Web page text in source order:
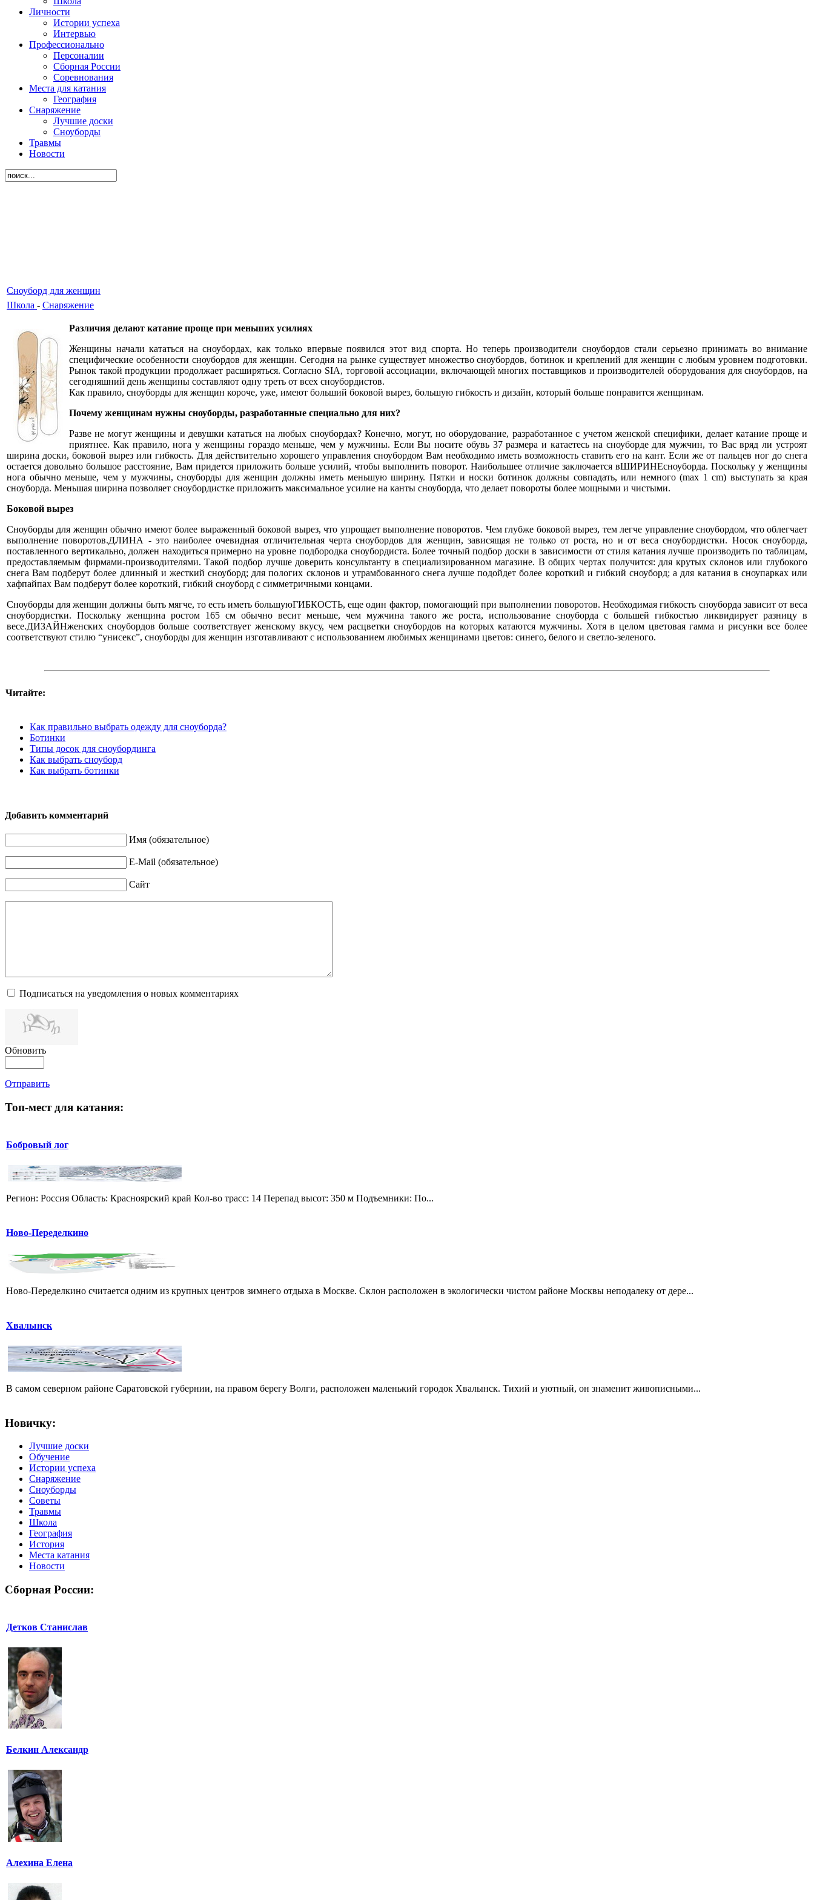
Личности
Истории успеха
Интервью
Профессионально
Персоналии
Сборная России
Соревнования
Места для катания
География
Снаряжение
Лучшие доски
Сноуборды
Травмы
Новости
Cноуборд для женщин
Школа - Снаряжение
Различия делают катание проще при меньших усилиях
Женщины начали кататься на сноубордах, как только впервые появился этот вид спорта. Но теперь производители сноубордов стали серьезно принимать во внимание
специфические особенности сноубордов для женщин. Сегодня на рынке существует множество сноубордов, ботинок и креплений для женщин с любым уровнем подготовки.
Рынок такой продукции продолжает расширяться. Согласно SIA, торговой ассоциации, включающей многих поставщиков и производителей оборудования для сноубордов, на
сегодняшний день женщины составляют одну треть от всех сноубордистов.
Как правило, сноуборды для женщин короче, уже, имеют больший боковой вырез, большую гибкость и дизайн, который больше понравится женщинам.
Почему женщинам нужны сноуборды, разработанные специально для них?
Разве не могут женщины и девушки кататься на любых сноубордах? Конечно, могут, но оборудование, разработанное с учетом женской специфики, делает катание проще и
приятнее. Как правило, нога у женщины гораздо меньше, чем у мужчины. Если Вы носите обувь 37 размера и катаетесь на сноуборде для мужчин, то Вас вряд ли устроят
ширина доски, боковой вырез или гибкость. Для действительно хорошего управления сноубордом Вам необходимо иметь возможность ставить его на кант. Если же от пальцев ног до снега
остается довольно большое расстояние, Вам придется приложить больше усилий, чтобы выполнить поворот. Наибольшее отличие заключается вШИРИНЕсноуборда. Поскольку у женщины
нога обычно меньше, чем у мужчины, сноуборды для женщин должны иметь меньшую ширину. Пятки и носки ботинок должны совпадать, или немного (max 1 cm) выступать за края
сноуборда. Меньшая ширина позволяет сноубордистке приложить максимальное усилие на канты сноуборда, что делает повороты более мощными и чистыми.
Боковой вырез
Сноуборды для женщин обычно имеют более выраженный боковой вырез, что упрощает выполнение поворотов. Чем глубже боковой вырез, тем легче управление сноубордом, что облегчает
выполнение поворотов.ДЛИНА - это наиболее очевидная отличительная черта сноубордов для женщин, зависящая не только от роста, но и от веса сноубордистки. Носок сноуборда,
поставленного вертикально, должен находиться примерно на уровне подбородка сноубордиста. Более точный подбор доски в зависимости от стиля катания лучше производить по таблицам,
предоставляемым фирмами-производителями. Такой подбор лучше доверить консультанту в специализированном магазине. В общих чертах получится: для крутых склонов или глубокого
снега Вам подберут более длинный и жесткий сноуборд; для пологих склонов и утрамбованного снега лучше подойдет более короткий и гибкий сноуборд; а для катания в сноупарках или
хафпайпах Вам подберут более короткий, гибкий сноуборд с симметричными концами.
Сноуборды для женщин должны быть мягче, то есть иметь большуюГИБКОСТЬ, еще один фактор, помогающий при выполнении поворотов. Необходимая гибкость сноуборда зависит от веса
сноубордистки. Поскольку женщина ростом 165 см обычно весит меньше, чем мужчина такого же роста, использование сноуборда с большей гибкостью ликвидирует разницу в
весе.ДИЗАЙНженских сноубордов больше соответствует женскому вкусу, чем расцветки сноубордов на которых катаются мужчины. Хотя в целом цветовая гамма и рисунки все более
соответствуют стилю “унисекс”, сноуборды для женщин изготавливают с использованием любимых женщинами цветов: синего, белого и светло-зеленого.
Читайте:
Как правильно выбрать одежду для сноуборда?
Ботинки
Типы досок для сноубординга
Как выбрать сноуборд
Как выбрать ботинки
Добавить комментарий
Имя (обязательное)
E-Mail (обязательное)
Сайт
Подписаться на уведомления о новых комментариях
Обновить
Отправить
Топ-мест для катания:
Бобровый лог
Регион: Россия Область: Красноярский край Кол-во трасс: 14 Перепад высот: 350 м Подъемники: По...
Ново-Переделкино
Ново-Переделкино считается одним из крупных центров зимнего отдыха в Москве. Склон расположен в экологически чистом районе Москвы неподалеку от дере...
Хвалынск
В самом северном районе Саратовской губернии, на правом берегу Волги, расположен маленький городок Хвалынск. Тихий и уютный, он знаменит живописными...
Новичку:
Лучшие доски
Обучение
Истории успеха
Снаряжение
Сноуборды
Советы
Травмы
Школа
География
История
Места катания
Новости
Сборная России:
Детков Станислав
Белкин Александр
Алехина Елена